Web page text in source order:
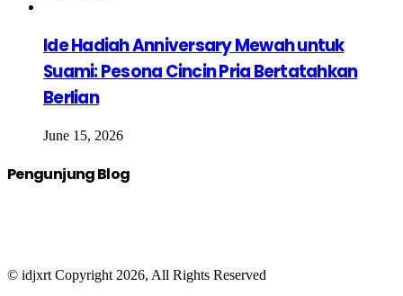
Ide Hadiah Anniversary Mewah untuk
Suami: Pesona Cincin Pria Bertatahkan
Berlian
June 15, 2026
Pengunjung Blog
© idjxrt Copyright 2026, All Rights Reserved